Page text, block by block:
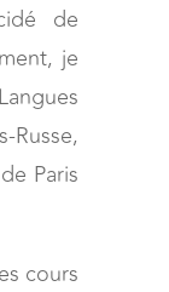
de
je
Paris
cours